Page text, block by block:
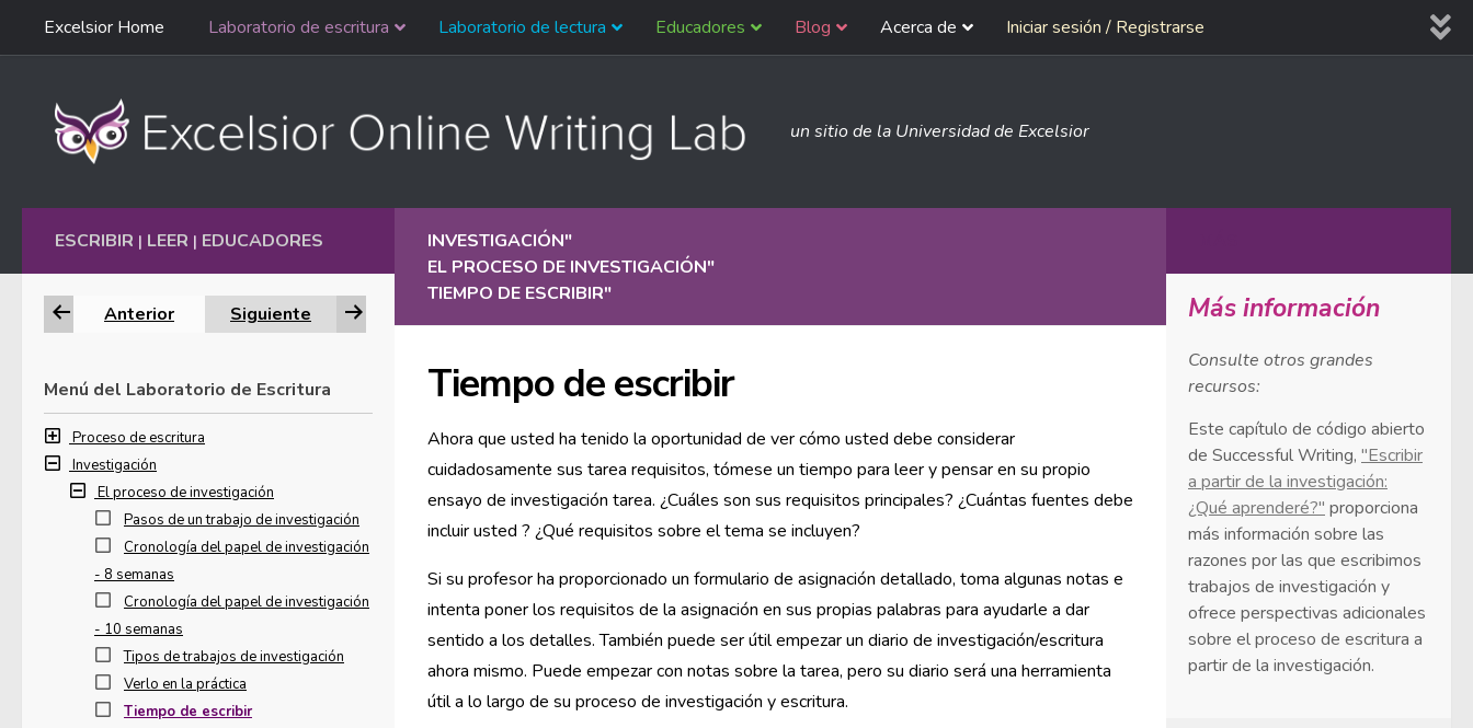
Ir al contenido
navegación
Excelsior Home Laboratorio de escritura Laboratorio de lectura Educadores Blog Acerca de Iniciar sesión / Registrarse
un sitio de la Universidad de Excelsior
INVESTIGACIÓN"
EL PROCESO DE INVESTIGACIÓN"
TIEMPO DE ESCRIBIR"
Tiempo de escribir
Ahora que usted ha tenido la oportunidad de ver cómo usted debe considerar
cuidadosamente sus tarea requisitos, tómese un tiempo para leer y pensar en su propio
ensayo de investigación tarea. ¿Cuáles son sus requisitos principales? ¿Cuántas fuentes debe
incluir usted ? ¿Qué requisitos sobre el tema se incluyen?
Si su profesor ha proporcionado un formulario de asignación detallado, toma algunas notas e
intenta poner los requisitos de la asignación en sus propias palabras para ayudarle a dar
sentido a los detalles. También puede ser útil empezar un diario de investigación/escritura
ahora mismo. Puede empezar con notas sobre la tarea, pero su diario será una herramienta
útil a lo largo de su proceso de investigación y escritura.
ESCRIBIR | LEER | EDUCADORES
Anterior Siguiente
Menú del Laboratorio de Escritura
Proceso de escritura
Investigación
El proceso de investigación
Pasos de un trabajo de investigación
Cronología del papel de investigación
- 8 semanas
Cronología del papel de investigación
- 10 semanas
Tipos de trabajos de investigación
Verlo en la práctica
Tiempo de escribir
Más información
Consulte otros grandes
recursos:
Este capítulo de código abierto
de Successful Writing, "Escribir
a partir de la investigación:
¿Qué aprenderé?" proporciona
más información sobre las
razones por las que escribimos
trabajos de investigación y
ofrece perspectivas adicionales
sobre el proceso de escritura a
partir de la investigación.